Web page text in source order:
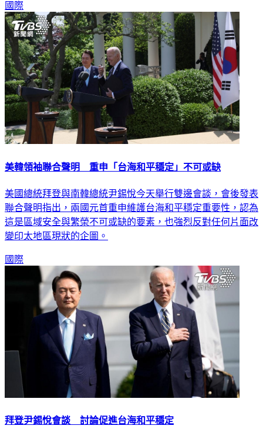
國際
美韓領袖聯合聲明 重申「台海和平穩定」不可或缺
美國總統拜登與南韓總統尹錫悅今天舉行雙邊會談，會後發表
聯合聲明指出，兩國元首重申維護台海和平穩定重要性，認為
這是區域安全與繁榮不可或缺的要素，也強烈反對任何片面改
變印太地區現狀的企圖。
國際
拜登尹錫悅會談 討論促進台海和平穩定